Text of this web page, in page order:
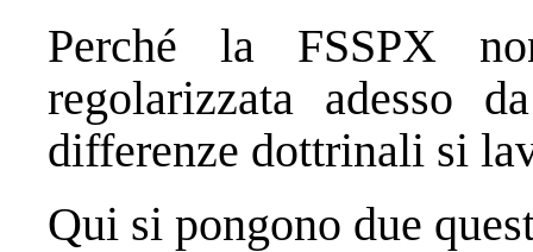
Perché la FSSPX
regolarizzata adesso
differenze dottrinali si
Qui si pongono due